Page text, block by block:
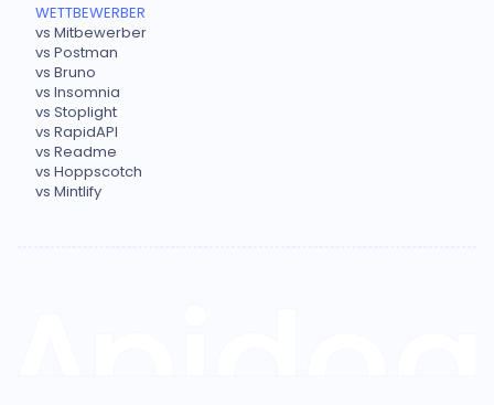
WETTBEWERBER
vs Mitbewerber
vs Postman
vs Bruno
vs Insomnia
vs Stoplight
vs RapidAPI
vs Readme
vs Hoppscotch
vs Mintlify